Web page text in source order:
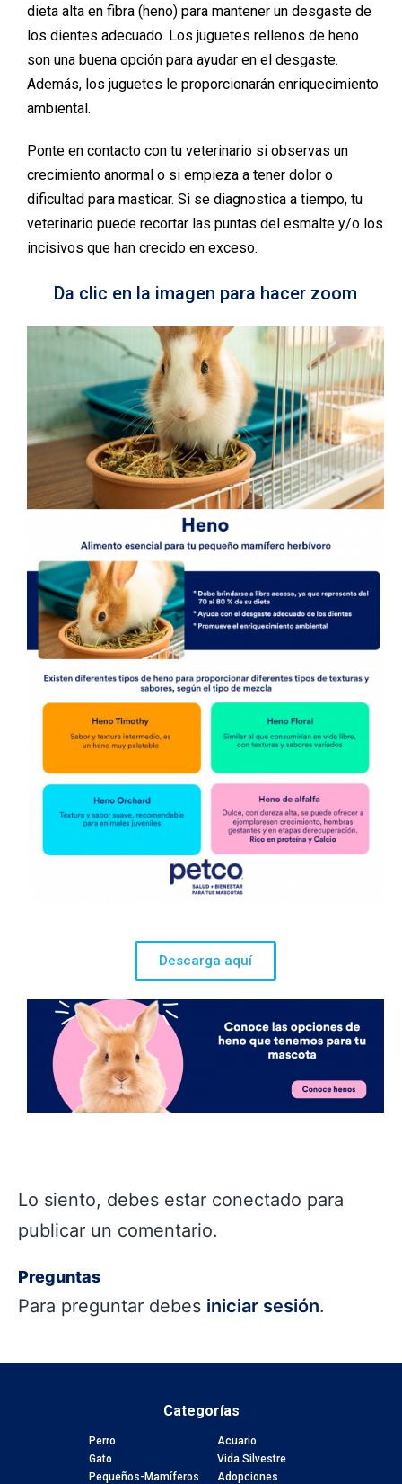
dieta alta en fibra (heno) para mantener un desgaste de
los dientes adecuado. Los juguetes rellenos de heno
son una buena opción para ayudar en el desgaste.
Además, los juguetes le proporcionarán enriquecimiento
ambiental.
Ponte en contacto con tu veterinario si observas un
crecimiento anormal o si empieza a tener dolor o
dificultad para masticar. Si se diagnostica a tiempo, tu
veterinario puede recortar las puntas del esmalte y/o los
incisivos que han crecido en exceso.
Da clic en la imagen para hacer zoom
Descarga aquí
Lo siento, debes estar conectado para
publicar un comentario.
Preguntas
Para preguntar debes iniciar sesión.
Categorías
Perro
Gato
Pequeños-Mamíferos
Acuario
Vida Silvestre
Adopciones